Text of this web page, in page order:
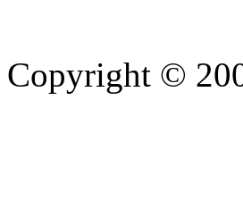
Copyright ©